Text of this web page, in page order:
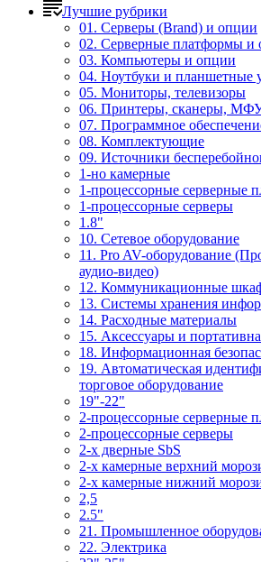
Лучшие рубрики
01. Серверы (Brand) и опции
02. Серверные платформы и
03. Компьютеры и опции
04. Ноутбуки и планшетные
05. Мониторы, телевизоры
06. Принтеры, сканеры,
07. Программное
08. Комплектующие
09. Источники
1-но камерные
1-процессорные серверные
1-процессорные серверы
1.8"
10. Сетевое оборудование
11. Pro AV-оборудование
аудио-видео)
12. Коммуникационные
13. Системы хранения
14. Расходные материалы
15. Аксессуары и
18. Информационная
19. Автоматическая
торговое оборудование
19"-22"
2-процессорные серверные
2-процессорные серверы
2-х дверные SbS
2-х камерные верхний
2-х камерные нижний
2,5
2.5"
21. Промышленное
22. Электрика